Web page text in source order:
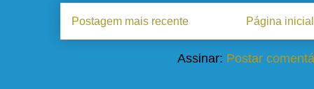
Postagem mais recente Página inicial
Assinar: Postar